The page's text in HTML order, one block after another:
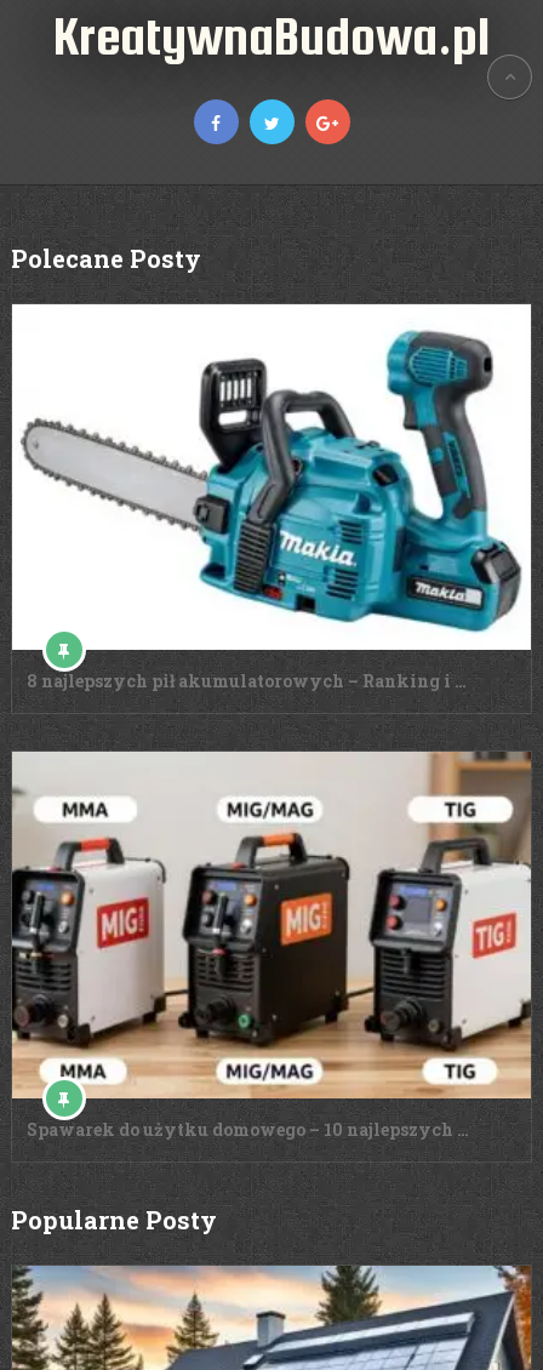
KreatywnaBudowa.pl
Polecane Posty
8 najlepszych pił akumulatorowych – Ranking i …
Spawarek do użytku domowego – 10 najlepszych …
Popularne Posty